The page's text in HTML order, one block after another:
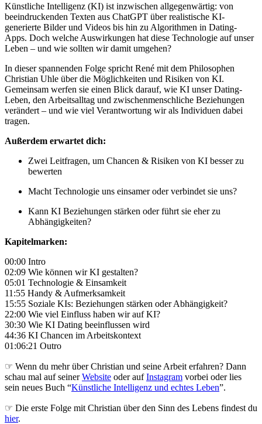
Künstliche Intelligenz (KI) ist inzwischen allgegenwärtig: von
beeindruckenden Texten aus ChatGPT über realistische KI-
generierte Bilder und Videos bis hin zu Algorithmen in Dating-
Apps. Doch welche Auswirkungen hat diese Technologie auf unser
Leben – und wie sollten wir damit umgehen?
In dieser spannenden Folge spricht René mit dem Philosophen
Christian Uhle über die Möglichkeiten und Risiken von KI.
Gemeinsam werfen sie einen Blick darauf, wie KI unser Dating-
Leben, den Arbeitsalltag und zwischenmenschliche Beziehungen
verändert – und wie viel Verantwortung wir als Individuen dabei
tragen.
Außerdem erwartet dich:
Zwei Leitfragen, um Chancen & Risiken von KI besser zu
bewerten
Macht Technologie uns einsamer oder verbindet sie uns?
Kann KI Beziehungen stärken oder führt sie eher zu
Abhängigkeiten?
Kapitelmarken:
00:00 Intro
02:09 Wie können wir KI gestalten?
05:01 Technologie & Einsamkeit
11:55 Handy & Aufmerksamkeit
15:55 Soziale KIs: Beziehungen stärken oder Abhängigkeit?
22:00 Wie viel Einfluss haben wir auf KI?
30:30 Wie KI Dating beeinflussen wird
44:36 KI Chancen im Arbeitskontext
01:06:21 Outro
☞ Wenn du mehr über Christian und seine Arbeit erfahren? Dann
schau mal auf seinerWebsite oder aufInstagram vorbei oder lies
sein neues Buch “Künstliche Intelligenz und echtes Leben”.
☞ Die erste Folge mit Christian über den Sinn des Lebens findest du
hier.